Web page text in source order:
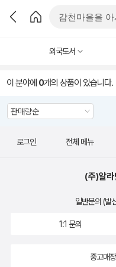
외국도서
이 분야에 0개의 상품이 있습니다.
로그인 전체 메뉴
(주)알라
일반문의 (발
1:1 문의
중고매